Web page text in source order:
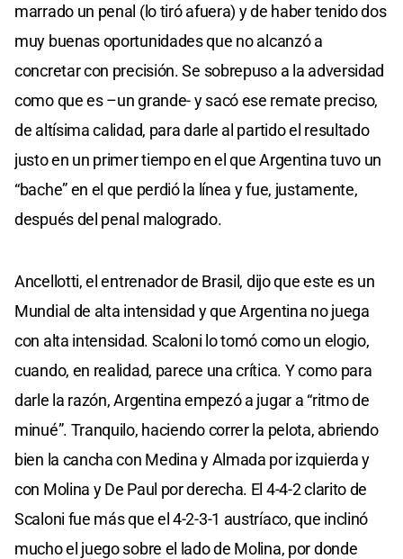
marrado un penal (lo tiró afuera) y de haber tenido dos
muy buenas oportunidades que no alcanzó a
concretar con precisión. Se sobrepuso a la adversidad
como que es –un grande- y sacó ese remate preciso,
de altísima calidad, para darle al partido el resultado
justo en un primer tiempo en el que Argentina tuvo un
“bache” en el que perdió la línea y fue, justamente,
después del penal malogrado.
Ancellotti, el entrenador de Brasil, dijo que este es un
Mundial de alta intensidad y que Argentina no juega
con alta intensidad. Scaloni lo tomó como un elogio,
cuando, en realidad, parece una crítica. Y como para
darle la razón, Argentina empezó a jugar a “ritmo de
minué”. Tranquilo, haciendo correr la pelota, abriendo
bien la cancha con Medina y Almada por izquierda y
con Molina y De Paul por derecha. El 4-4-2 clarito de
Scaloni fue más que el 4-2-3-1 austríaco, que inclinó
mucho el juego sobre el lado de Molina, por donde